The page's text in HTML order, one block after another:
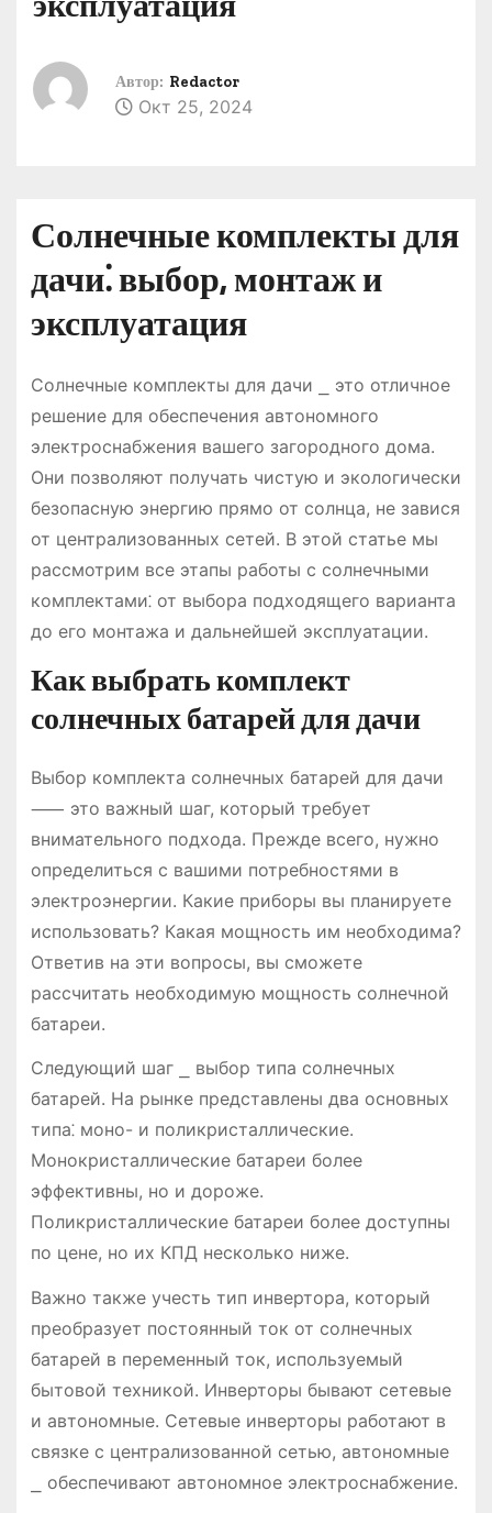
Автор: Redactor
Окт 25, 2024
Солнечные комплекты для
дачи⁚ выбор, монтаж и
эксплуатация
Солнечные комплекты для дачи ⎯ это отличное
решение для обеспечения автономного
электроснабжения вашего загородного дома.
Они позволяют получать чистую и экологически
безопасную энергию прямо от солнца, не завися
от централизованных сетей. В этой статье мы
рассмотрим все этапы работы с солнечными
комплектами⁚ от выбора подходящего варианта
до его монтажа и дальнейшей эксплуатации.
Как выбрать комплект
солнечных батарей для дачи
Выбор комплекта солнечных батарей для дачи
⸺ это важный шаг, который требует
внимательного подхода. Прежде всего, нужно
определиться с вашими потребностями в
электроэнергии. Какие приборы вы планируете
использовать? Какая мощность им необходима?
Ответив на эти вопросы, вы сможете
рассчитать необходимую мощность солнечной
батареи.
Следующий шаг ⎯ выбор типа солнечных
батарей. На рынке представлены два основных
типа⁚ моно- и поликристаллические.
Монокристаллические батареи более
эффективны, но и дороже.
Поликристаллические батареи более доступны
по цене, но их КПД несколько ниже.
Важно также учесть тип инвертора, который
преобразует постоянный ток от солнечных
батарей в переменный ток, используемый
бытовой техникой. Инверторы бывают сетевые
и автономные. Сетевые инверторы работают в
связке с централизованной сетью, автономные
⎯ обеспечивают автономное электроснабжение.